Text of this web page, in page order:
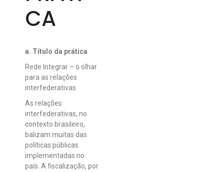
CA
a. Título da prática
Rede Integrar – o olhar
para as relações
interfederativas
As relações
interfederativas, no
contexto brasileiro,
balizam muitas das
políticas públicas
implementadas no
país. A fiscalização, por